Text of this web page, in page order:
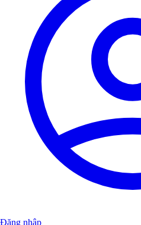
Đăng nhập